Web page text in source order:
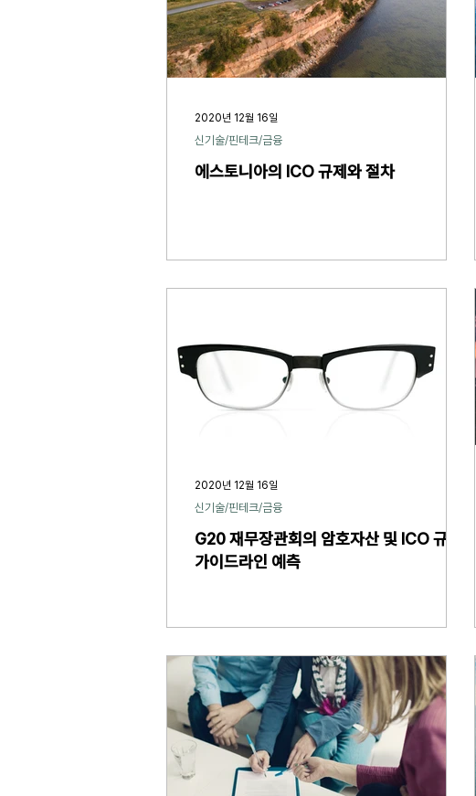
에스토니아의 ICO 규제와 절차
신기술/핀테크/금융
2020년 12월 16일
G20 재무장관회의 암호자산 및 ICO 규제
가이드라인 예측
신기술/핀테크/금융
2020년 12월 16일